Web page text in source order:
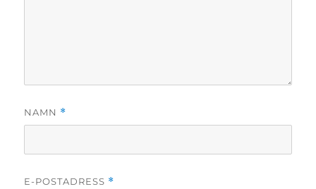
NAMN *
E-POSTADRESS *